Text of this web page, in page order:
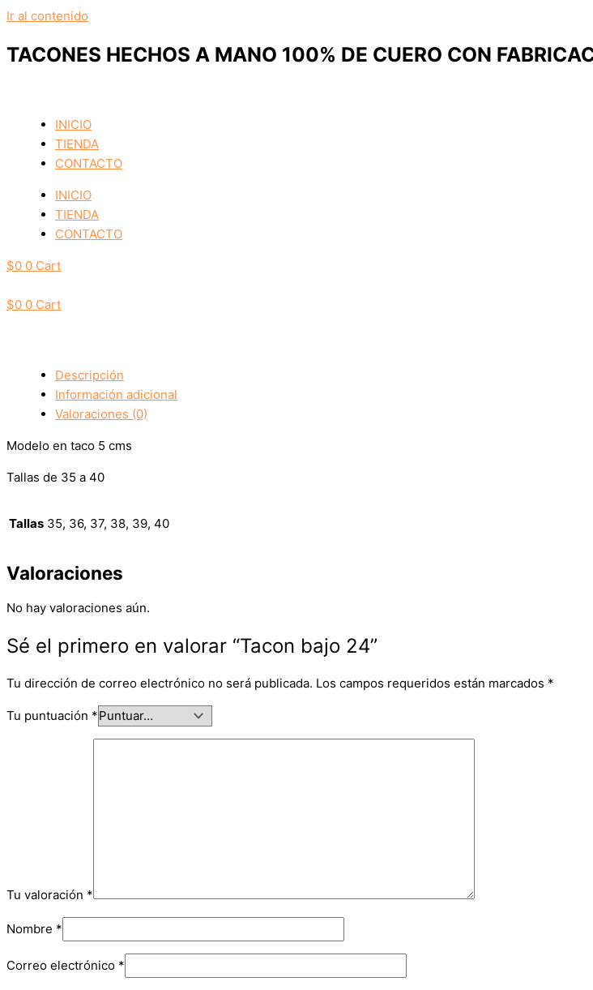
Ir al contenido
TACONES HECHOS A MANO 100% DE CUERO CON
INICIO
TIENDA
CONTACTO
INICIO
TIENDA
CONTACTO
$0 0 Cart
$0 0 Cart
Descripción
Información adicional
Valoraciones (0)
Modelo en taco 5 cms
Tallas de 35 a 40
Tallas 35, 36, 37, 38, 39, 40
Valoraciones
No hay valoraciones aún.
Sé el primero en valorar “Tacon bajo 24”
Tu dirección de correo electrónico no será publicada. Los campos requeridos están marcados *
Tu puntuación *
Tu valoración *
Nombre *
Correo electrónico *